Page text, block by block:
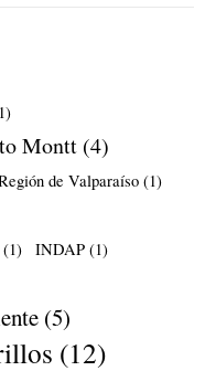
Montt (4)
de Valparaíso (1)
(1) INDAP (1)
(5)
(12)